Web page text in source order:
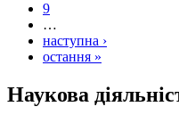
9
…
наступна ›
остання »
Наукова